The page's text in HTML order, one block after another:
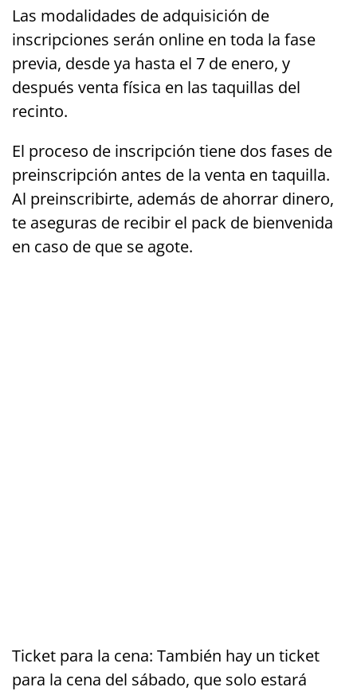
Las modalidades de adquisición de
inscripciones serán online en toda la fase
previa, desde ya hasta el 7 de enero, y
después venta física en las taquillas del
recinto.
El proceso de inscripción tiene dos fases de
preinscripción antes de la venta en taquilla.
Al preinscribirte, además de ahorrar dinero,
te aseguras de recibir el pack de bienvenida
en caso de que se agote.
Ticket para la cena: También hay un ticket
para la cena del sábado, que solo estará